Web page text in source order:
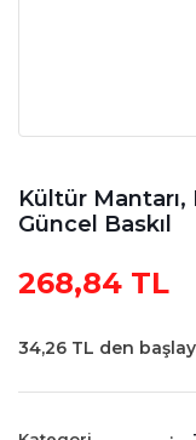
Kültür Mantarı,
Güncel Baskıl
268,84 TL
34,26 TL den